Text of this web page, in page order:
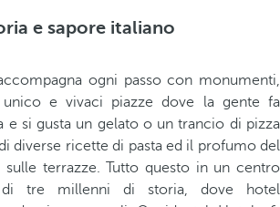
e sapore italiano
ogni passo con monumenti,
unico e vivaci piazze dove la gente fa
e si gusta un gelato o un trancio di pizza
diverse ricette di pasta ed il profumo del
terrazze. Tutto questo in un centro
tre millenni di storia, dove hotel